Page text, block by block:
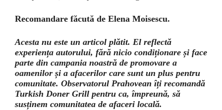
Recomandare făcută de Elena Moisescu.
Acesta nu este un articol plătit. El reflectă
experiența autorului, fără nicio condiționare și face
parte din campania noastră de promovare a
oamenilor și a afacerilor care sunt un plus pentru
comunitate. Observatorul Prahovean îți recomandă
Turkish Doner Grill pentru ca, împreună, să
susținem comunitatea de afaceri locală.